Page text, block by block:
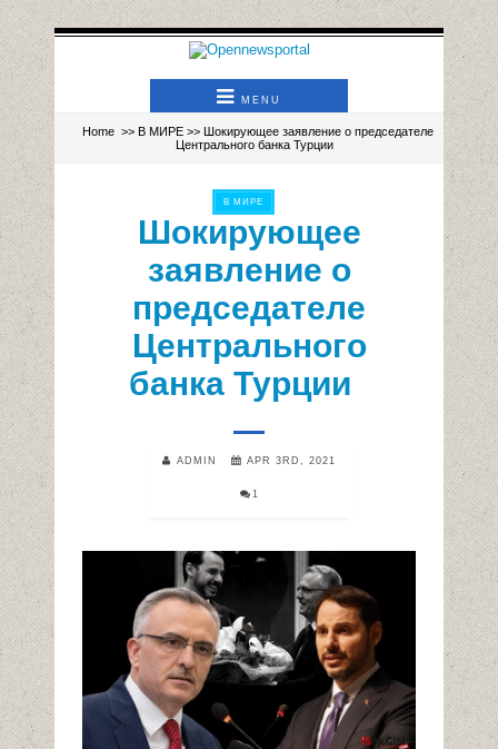
MENU
Home >> В МИРЕ>> Шокирующее заявление о председателе
Центрального банка Турции
В МИРЕ
Шокирующее
заявление о
председателе
Центрального
банка Турции
ADMIN APR 3RD, 2021
1